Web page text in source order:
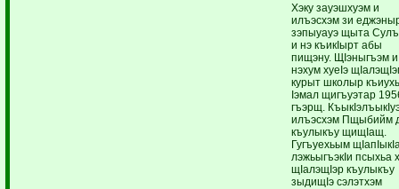
Хэку зауэшхуэм и
илъэсхэм зи
зэпыуауэ щыта
и нэ къикIырт абы
пищэну. ЩIэныгъэм и
нэхум хуеIэ
курыт школыр
Iэмал щигъуэтар
гъэрщ.
илъэсхэм Пщыбийм
къулыкъу щищIащ.
Гугъуехьым
лэжьыгъэкIи псыхьа
щIалэщIэр къулыкъу
зыдищIэ сэлэтхэм